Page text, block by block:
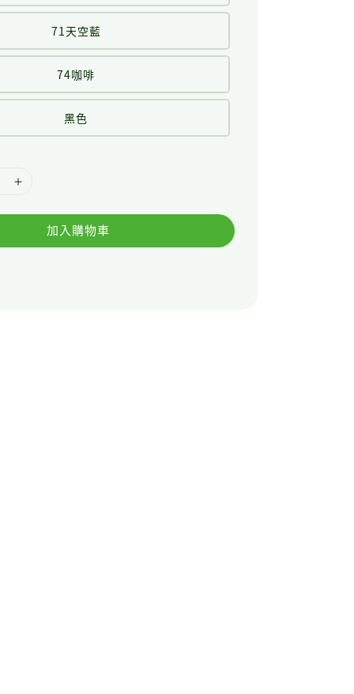
71天空藍
74咖啡
黑色
加入購物車